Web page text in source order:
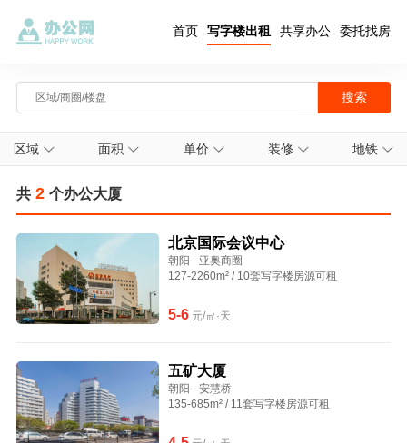
首页 写字楼出租 共享办公 委托找房
区域 面积 单价 装修 地铁
共 2 个办公大厦
北京国际会议中心
朝阳 - 亚奥商圈
127-2260m² / 10套写字楼房源可租
5-6元/㎡·天
五矿大厦
朝阳 - 安慧桥
135-685m² / 11套写字楼房源可租